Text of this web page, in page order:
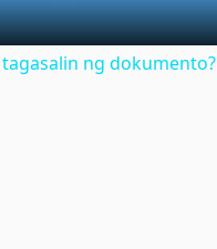
ng dokumento?